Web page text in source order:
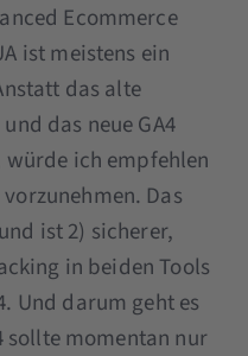
Ecommerce
ist meistens ein
das alte
das neue GA4
ich empfehlen
Das
ist 2) sicherer,
in beiden Tools
Und darum geht es
sollte momentan nur